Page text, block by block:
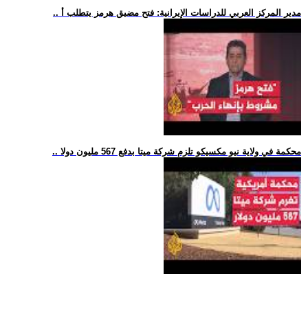
.. مدير المركز العربي للدراسات الإيرانية: فتح مضيق هرمز يتطلب أ
.. محكمة في ولاية نيو مكسيكو تلزم شركة ميتا بدفع 567 مليون دولا